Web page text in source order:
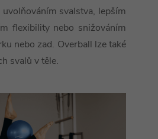
svalstva, lepším
flexibility nebo snižováním
nebo zad. Overball lze také
svalů v těle.